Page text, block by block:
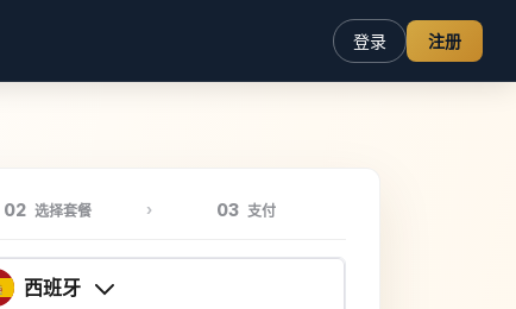
登录 注册
02 选择套餐 03 支付
西班牙